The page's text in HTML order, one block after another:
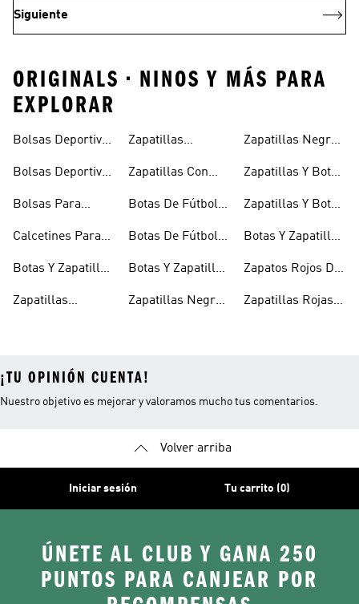
Siguiente
ORIGINALS • NINOS Y MÁS PARA
EXPLORAR
Bolsas Deportivas
Bolsas Deportivas
Bolsas Para
Calcetines Para
Botas Y Zapatillas
Zapatillas
Niñas
Zapatillas
Niños
Zapatillas Con
Niños
Botas De Fútbol
Botas De Fútbol
Botas Y Zapatillas
Niños
Zapatillas Negras
Zapatillas Negras
Zapatillas Y Botas
Zapatillas Y Botas
Botas Y Zapatillas
Zapatos Rojos De
Zapatillas Rojas
¡TU OPINIÓN CUENTA!
Nuestro objetivo es mejorar y valoramos mucho tus comentarios.
Volver arriba
Iniciar sesión Tu carrito (0)
ÚNETE AL CLUB Y GANA 250
PUNTOS PARA CANJEAR POR